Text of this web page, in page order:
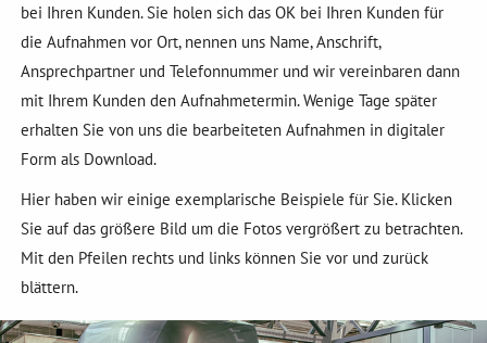
bei Ihren Kunden. Sie holen sich das OK bei Ihren Kunden für
die Aufnahmen vor Ort, nennen uns Name, Anschrift,
Ansprechpartner und Telefonnummer und wir vereinbaren dann
mit Ihrem Kunden den Aufnahmetermin. Wenige Tage später
erhalten Sie von uns die bearbeiteten Aufnahmen in digitaler
Form als Download.
Hier haben wir einige exemplarische Beispiele für Sie. Klicken
Sie auf das größere Bild um die Fotos vergrößert zu betrachten.
Mit den Pfeilen rechts und links können Sie vor und zurück
blättern.